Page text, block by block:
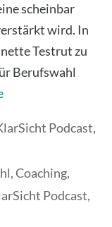
schein­bar
wird. In
Test­rut zu
Berufs­wahl
Podcast,
,Coaching,
Podcast,